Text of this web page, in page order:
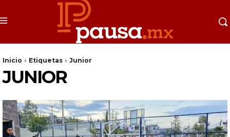
Inicio Etiquetas Junior
JUNIOR